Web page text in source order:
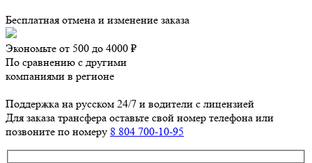
Бесплатная отмена и изменение заказа
Экономьте от 500 до 4000 ₽
По сравнению с другими
компаниями в регионе
Поддержка на русском 24/7 и водители с лицензией
Для заказа трансфера оставьте свой номер телефона или
позвоните по номеру 8 804 700-10-95